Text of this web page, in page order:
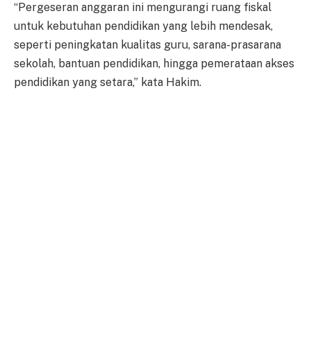
“Pergeseran anggaran ini mengurangi ruang fiskal
untuk kebutuhan pendidikan yang lebih mendesak,
seperti peningkatan kualitas guru, sarana-prasarana
sekolah, bantuan pendidikan, hingga pemerataan akses
pendidikan yang setara,” kata Hakim.